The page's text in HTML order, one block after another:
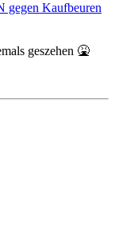
gegen Kaufbeuren
geszehen 🤮